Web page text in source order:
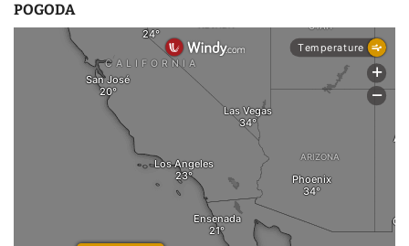
POGODA